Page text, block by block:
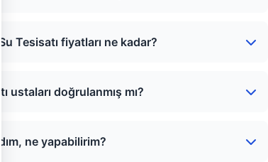
Tesisatı fiyatları ne kadar?
ustaları doğrulanmış mı?
ne yapabilirim?